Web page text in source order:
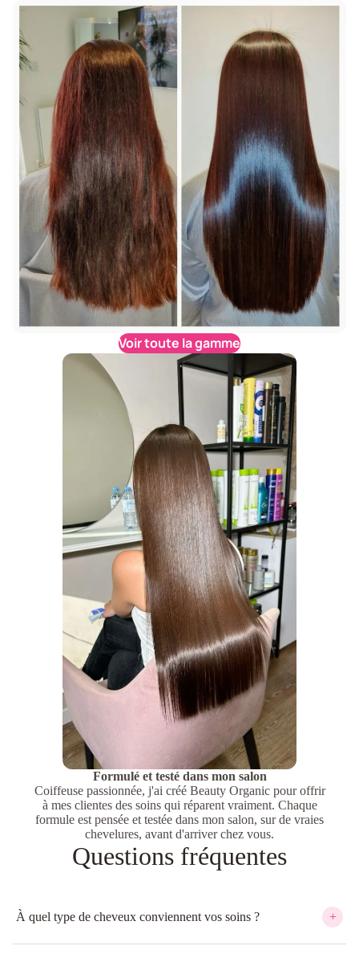
Voir toute la gamme
Formulé et testé dans mon salon
Coiffeuse passionnée, j'ai créé Beauty Organic pour offrir
à mes clientes des soins qui réparent vraiment. Chaque
formule est pensée et testée dans mon salon, sur de vraies
chevelures, avant d'arriver chez vous.
Questions fréquentes
À quel type de cheveux conviennent vos soins ? +